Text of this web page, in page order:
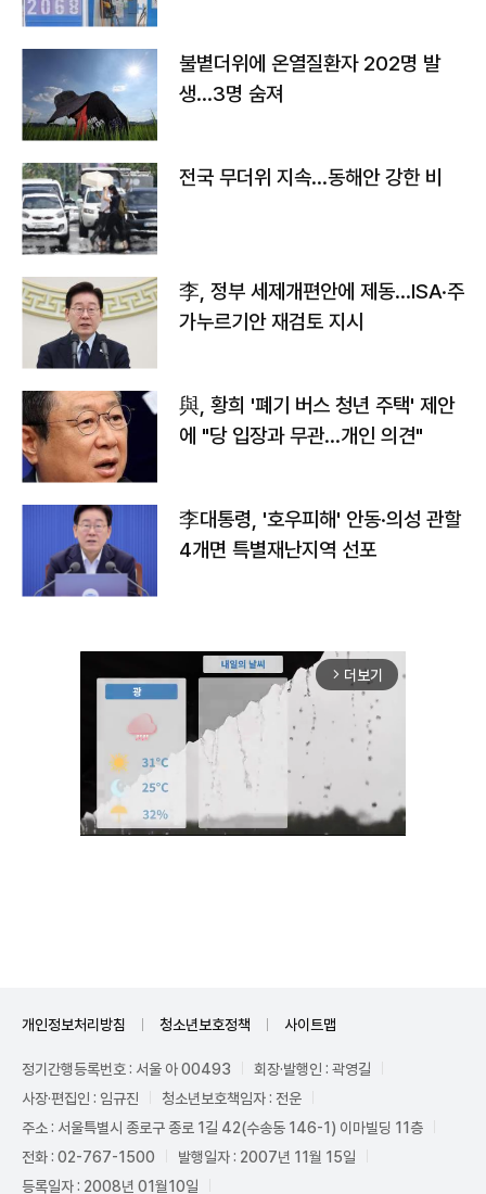
불볕더위에 온열질환자 202명 발
생…3명 숨져
전국 무더위 지속…동해안 강한 비
李, 정부 세제개편안에 제동…ISA·주
가누르기안 재검토 지시
與, 황희 '폐기 버스 청년 주택' 제안
에 "당 입장과 무관…개인 의견"
李대통령, '호우피해' 안동·의성 관할
4개면 특별재난지역 선포
arrow_forward_ios 더보기
개인정보처리방침 청소년보호정책 사이트맵
정기간행등록번호 : 서울 아 00493
회장·발행인 : 곽영길
사장·편집인 : 임규진
청소년보호책임자 : 전운
주소 : 서울특별시 종로구 종로 1길 42(수송동 146-1) 이마빌딩 11층
전화 : 02-767-1500
발행일자 : 2007년 11월 15일
등록일자 : 2008년 01월10일